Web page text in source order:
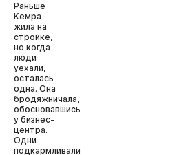
Раньше
Кемра
жила на
стройке,
но когда
люди
уехали,
осталась
одна. Она
бродяжничала,
обосновавшись
у бизнес-
центра.
Одни
подкармливали